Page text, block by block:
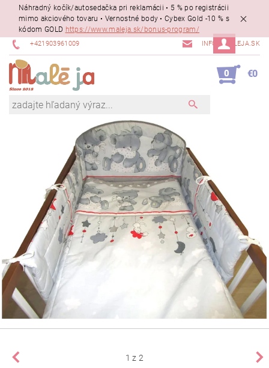
Náhradný kočík/autosedačka pri reklamácii • 5 % po registrácii
mimo akciového tovaru • Vernostné body • Cybex Gold -10 % s
kódom GOLD https://www.maleja.sk/bonus-program/
+421903961009 INFO@MALEJA.SK
0 €0
1 z 2